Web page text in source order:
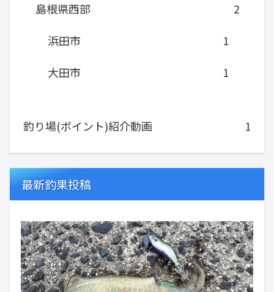
島根県西部
2
浜田市
1
大田市
1
釣り場(ポイント)紹介動画 1
最新釣果投稿